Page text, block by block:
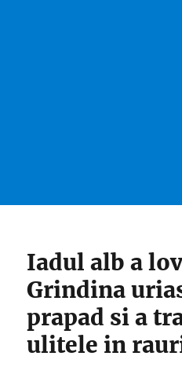
Iadul alb a
Grindina
prapad si a
ulitele in